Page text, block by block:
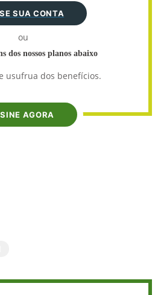
SUA CONTA
ou
dos nossos planos abaixo
usufrua dos benefícios.
AGORA